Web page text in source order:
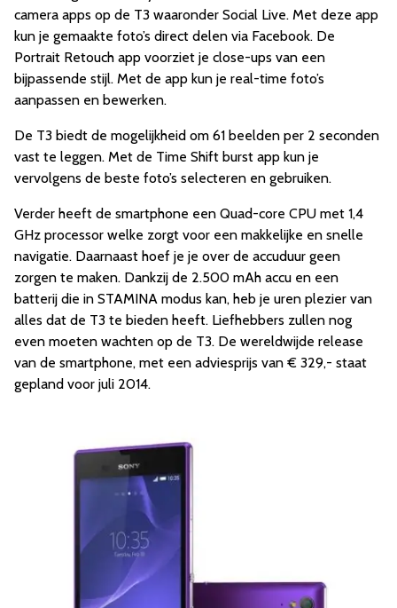
camera apps op de T3 waaronder Social Live. Met deze app
kun je gemaakte foto’s direct delen via Facebook. De
Portrait Retouch app voorziet je close-ups van een
bijpassende stijl. Met de app kun je real-time foto’s
aanpassen en bewerken.
De T3 biedt de mogelijkheid om 61 beelden per 2 seconden
vast te leggen. Met de Time Shift burst app kun je
vervolgens de beste foto’s selecteren en gebruiken.
Verder heeft de smartphone een Quad-core CPU met 1,4
GHz processor welke zorgt voor een makkelijke en snelle
navigatie. Daarnaast hoef je je over de accuduur geen
zorgen te maken. Dankzij de 2.500 mAh accu en een
batterij die in STAMINA modus kan, heb je uren plezier van
alles dat de T3 te bieden heeft. Liefhebbers zullen nog
even moeten wachten op de T3. De wereldwijde release
van de smartphone, met een adviesprijs van € 329,- staat
gepland voor juli 2014.